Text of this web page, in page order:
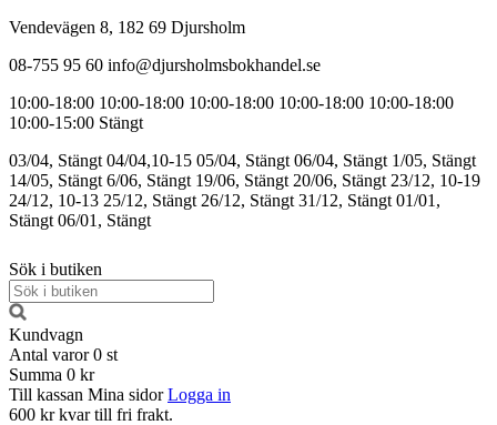
Vendevägen 8, 182 69 Djursholm
08-755 95 60 info@djursholmsbokhandel.se
10:00-18:00 10:00-18:00 10:00-18:00 10:00-18:00 10:00-18:00
10:00-15:00 Stängt
03/04, Stängt 04/04,10-15 05/04, Stängt 06/04, Stängt 1/05, Stängt
14/05, Stängt 6/06, Stängt 19/06, Stängt 20/06, Stängt 23/12, 10-19
24/12, 10-13 25/12, Stängt 26/12, Stängt 31/12, Stängt 01/01,
Stängt 06/01, Stängt
Sök i butiken
Kundvagn
Antal varor 0 st
Summa 0 kr
Till kassan Mina sidor Logga in
600 kr kvar till fri frakt.